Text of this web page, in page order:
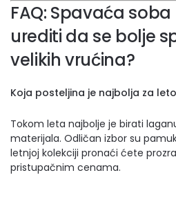
FAQ: Spavaća
urediti da se bolje
velikih vrućina?
Koja posteljina je najbolja za
Tokom leta najbolje je birati
materijala. Odličan izbor su
letnjoj kolekciji pronaći ćete
pristupačnim cenama.